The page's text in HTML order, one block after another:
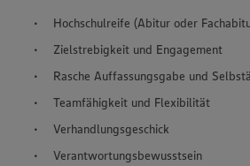
Hochschulreife (Abitur oder
Zielstrebigkeit und Engagement
Rasche Auffassungsgabe und
Teamfähigkeit und Flexibilität
Verhandlungsgeschick
Verantwortungsbewusstsein